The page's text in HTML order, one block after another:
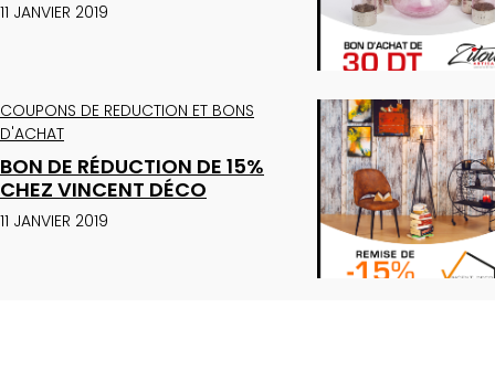
11 JANVIER 2019
COUPONS DE REDUCTION ET BONS
D'ACHAT
BON DE RÉDUCTION DE 15%
CHEZ VINCENT DÉCO
11 JANVIER 2019